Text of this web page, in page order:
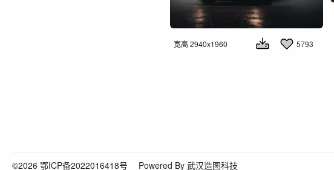
宽高 2940x1960 5793
©2026 鄂ICP备2022016418号 Powered By 武汉造图科技